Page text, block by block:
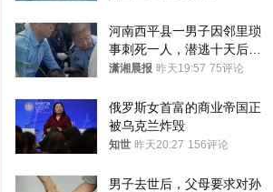
河南西平县一男子因邻里琐
事刺死一人，潜逃十天后在
十多公里外一片玉米地里落
潇湘晨报 昨天19:57 75评论
俄罗斯女首富的商业帝国正
被乌克兰炸毁
知世 昨天20:27 156评论
男子去世后，父母要求对孙